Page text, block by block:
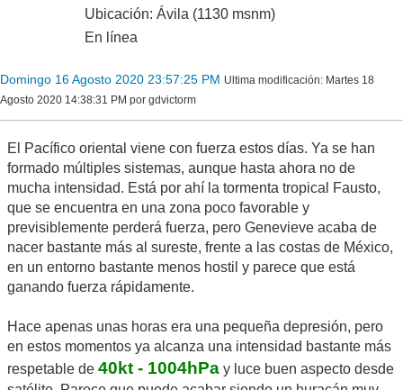
Ubicación: Ávila (1130 msnm)
En línea
Domingo 16 Agosto 2020 23:57:25 PM Ultima modificación: Martes 18
Agosto 2020 14:38:31 PM por gdvictorm
El Pacífico oriental viene con fuerza estos días. Ya se han
formado múltiples sistemas, aunque hasta ahora no de
mucha intensidad. Está por ahí la tormenta tropical Fausto,
que se encuentra en una zona poco favorable y
previsiblemente perderá fuerza, pero Genevieve acaba de
nacer bastante más al sureste, frente a las costas de México,
en un entorno bastante menos hostil y parece que está
ganando fuerza rápidamente.
Hace apenas unas horas era una pequeña depresión, pero
en estos momentos ya alcanza una intensidad bastante más
respetable de 40kt - 1004hPa y luce buen aspecto desde